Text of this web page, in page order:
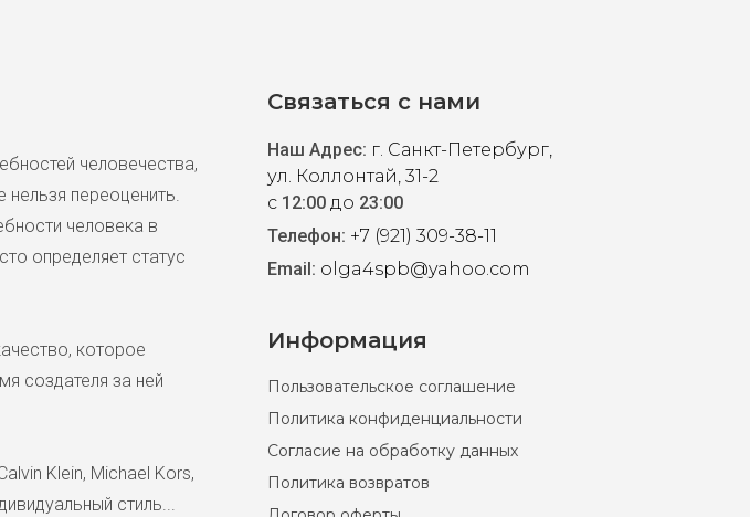
силуэт с расклешенной юбкой. Элегантная длина миди. Натуральный дышащий
состав. Маркировка американский 10-й на размер 48-50. Идеальное платье на
каждый день.
8500 ₽
Воздушное шифоновое платье в горошек от американского бренда DKNY.
человечества,
переоценить.
человека в
определяет статус
которое
создателя за ней
Klein, Michael Kors,
стиль...
Связаться с нами
Наш Адрес: г. Санкт-Петербург,
ул. Коллонтай, 31-2
с 12:00 до 23:00
Телефон: +7 (921) 309-38-11
Email: olga4spb@yahoo.com
Информация
Пользовательское соглашение
Политика конфиденциальности
Согласие на обработку данных
Политика возвратов